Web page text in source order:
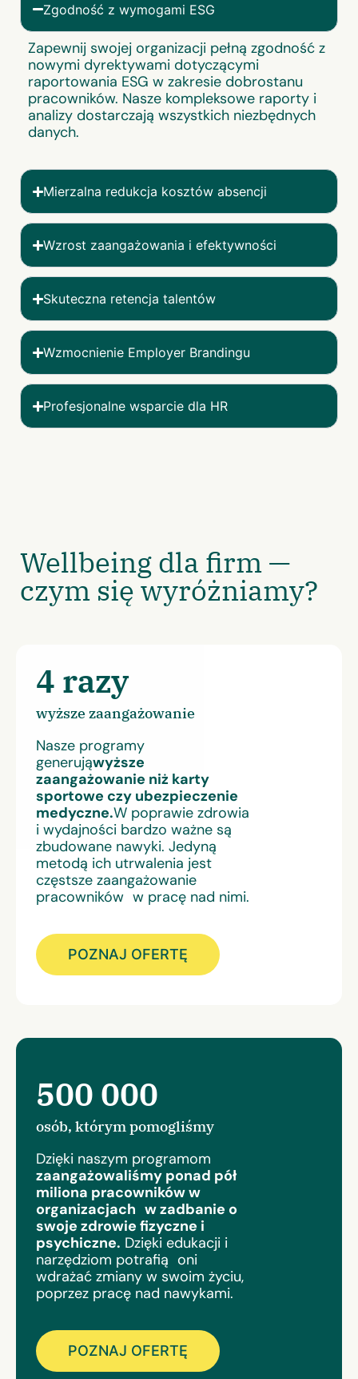
Zgodność z wymogami ESG
Zapewnij swojej organizacji pełną zgodność z
nowymi dyrektywami dotyczącymi
raportowania ESG w zakresie dobrostanu
pracowników. Nasze kompleksowe raporty i
analizy dostarczają wszystkich niezbędnych
danych.
Mierzalna redukcja kosztów absencji
Wzrost zaangażowania i efektywności
Skuteczna retencja talentów
Wzmocnienie Employer Brandingu
Profesjonalne wsparcie dla HR
Wellbeing dla firm —
czym się wyróżniamy?
4 razy
wyższe zaangażowanie
Nasze programy
generująwyższe
zaangażowanie niż karty
sportowe czy ubezpieczenie
medyczne.W poprawie zdrowia
i wydajności bardzo ważne są
zbudowane nawyki. Jedyną
metodą ich utrwalenia jest
częstsze zaangażowanie
pracowników w pracę nad nimi.
POZNAJ OFERTĘ
500 000
osób, którym pomogliśmy
Dzięki naszym programom
zaangażowaliśmy ponad pół
miliona pracowników w
organizacjach w zadbanie o
swoje zdrowie fizyczne i
psychiczne. Dzięki edukacji i
narzędziom potrafią oni
wdrażać zmiany w swoim życiu,
poprzez pracę nad nawykami.
POZNAJ OFERTĘ